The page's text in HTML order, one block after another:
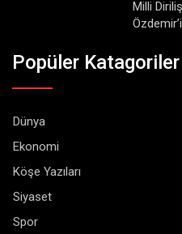
Milli
Popüler Katagoriler
Dünya
Ekonomi
Köşe Yazıları
Siyaset
Spor